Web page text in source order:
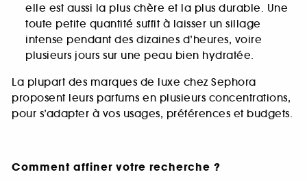
elle est aussi la plus chère et la plus durable. Une
toute petite quantité suffit à laisser un sillage
intense pendant des dizaines d’heures, voire
plusieurs jours sur une peau bien hydratée.
La plupart des marques de luxe chez Sephora
proposent leurs parfums en plusieurs concentrations,
pour s’adapter à vos usages, préférences et budgets.
Comment affiner votre recherche ?